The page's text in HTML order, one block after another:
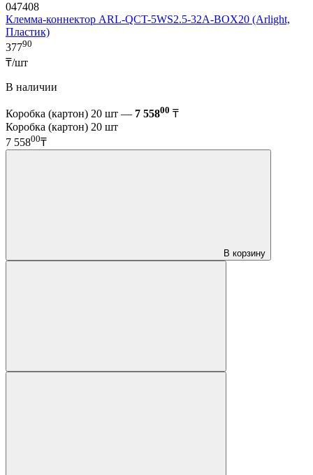
047408
Клемма-коннектор ARL-QCT-5WS2.5-32A-BOX20 (Arlight,
Пластик)
37790
₸/шт
В наличии
Коробка (картон) 20 шт — 7 55800 ₸
Коробка (картон) 20 шт
7 55800₸
В корзину